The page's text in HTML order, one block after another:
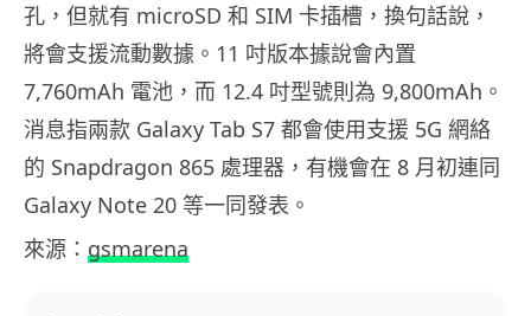
孔，但就有 microSD 和 SIM 卡插槽，換句話說，
將會支援流動數據。11 吋版本據說會內置
7,760mAh 電池，而 12.4 吋型號則為 9,800mAh。
消息指兩款 Galaxy Tab S7 都會使用支援 5G 網絡
的 Snapdragon 865 處理器，有機會在 8 月初連同
Galaxy Note 20 等一同發表。
來源： gsmarena